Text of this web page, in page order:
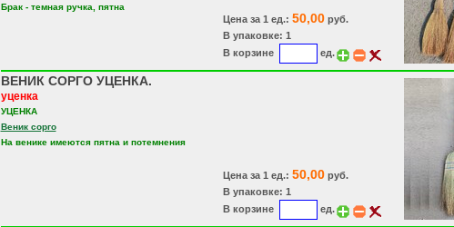
Брак - темная ручка, пятна
Цена за 1 ед.: 50,00руб.
В упаковке: 1
В корзине
ед.
ВЕНИК СОРГО УЦЕНКА.
уценка
УЦЕНКА
Веник сорго
На венике имеются пятна и потемнения
Цена за 1 ед.: 50,00руб.
В упаковке: 1
В корзине
ед.